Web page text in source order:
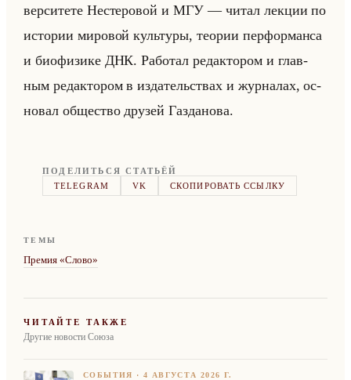
вер­си­те­те Несте­ро­вой и МГУ — читал лек­ции по
ис­то­рии ми­ро­вой культу­ры, тео­рии пер­фор­ман­са
и био­фи­зи­ке ДНК. Ра­бо­тал ре­дак­то­ром и глав­
ным ре­дак­то­ром в из­да­тельствах и жур­на­лах, ос­
но­вал об­ще­ство дру­зей Га­зда­но­ва.
ПОДЕЛИТЬСЯ СТАТЬЁЙ
TELEGRAM
VK СКОПИРОВАТЬ ССЫЛКУ
ТЕМЫ
Премия «Слово»
ЧИТАЙТЕ ТАКЖЕ
Другие новости Союза
СОБЫТИЯ ·4 АВГУСТА 2026 Г.